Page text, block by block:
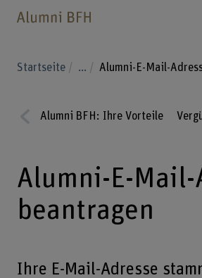
Startseite ... Alumni-E-Mail-
ious
Alumni BFH: Ihre Vorteile
Alumni-E-Mail-
beantragen
Ihre E-Mail-Adresse